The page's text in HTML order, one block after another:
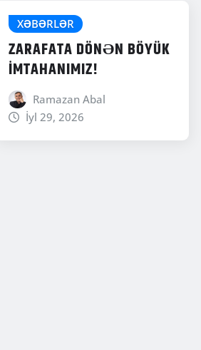
XƏBƏRLƏR
ZARAFATA DÖNƏN BÖYÜK
İMTAHANIMIZ!
Ramazan Abal
İyl 29, 2026